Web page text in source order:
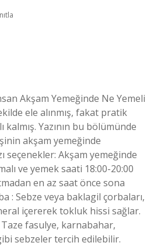
Akşam Yemeğinde Ne Yemeli
ele alınmış, fakat pratik
kalmış. Yazının bu bölümünde
akşam yemeğinde
seçenekler: Akşam yemeğinde
ve yemek saati 18:00-20:00
en az saat önce sona
: Sebze veya baklagil çorbaları,
içererek tokluk hissi sağlar.
fasulye, karnabahar,
sebzeler tercih edilebilir.